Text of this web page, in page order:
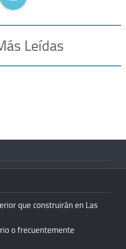
Leídas
que construirán en Las
o frecuentemente